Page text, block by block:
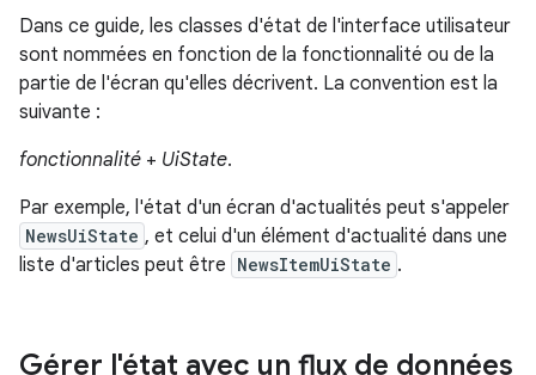
Dans ce guide, les classes d'état de l'interface utilisateur
sont nommées en fonction de la fonctionnalité ou de la
partie de l'écran qu'elles décrivent. La convention est la
suivante :
fonctionnalité + UiState.
Par exemple, l'état d'un écran d'actualités peut s'appeler
NewsUiState , et celui d'un élément d'actualité dans une
liste d'articles peut être NewsItemUiState .
Gérer l'état avec un flux de données